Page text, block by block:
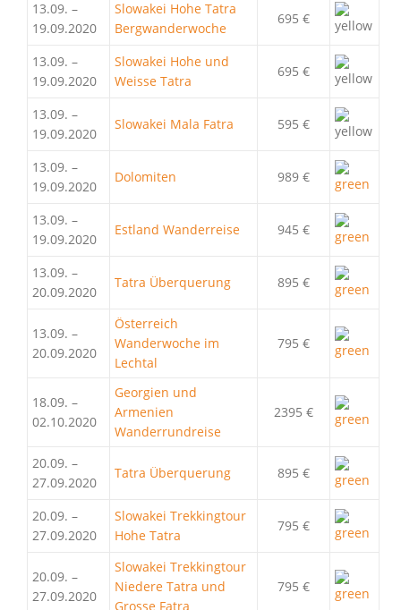
13.09. –
19.09.2020
Slowakei Hohe Tatra
Bergwanderwoche
695 €
13.09. –
19.09.2020
Slowakei Hohe und
Weisse Tatra
695 €
13.09. –
19.09.2020
Slowakei Mala Fatra 595 €
13.09. –
19.09.2020
Dolomiten 989 €
13.09. –
19.09.2020
Estland Wanderreise 945 €
13.09. –
20.09.2020
Tatra Überquerung 895 €
13.09. –
20.09.2020
Österreich
Wanderwoche im
Lechtal
795 €
18.09. –
02.10.2020
Georgien und
Armenien
Wanderrundreise
2395 €
20.09. –
27.09.2020
Tatra Überquerung 895 €
20.09. –
27.09.2020
Slowakei Trekkingtour
Hohe Tatra
795 €
20.09. –
27.09.2020
Slowakei Trekkingtour
Niedere Tatra und
Grosse Fatra
795 €